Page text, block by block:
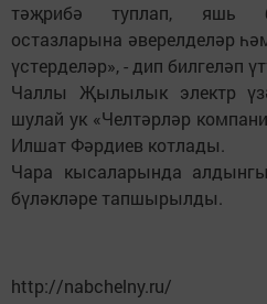
тәҗрибә туплап, яшь
остазларына әверелделәр
үстерделәр», - дип билгеләп
Чаллы Җылылык электр
шулай ук «Челтәрләр
Илшат Фәрдиев котлады.
Чара кысаларында
бүләкләре тапшырылды.
http://nabchelny.ru/